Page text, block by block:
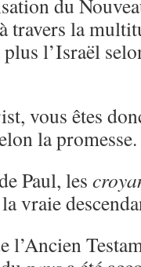
du
travers la
plus l’Israël
vous êtes
la
Paul, les
vraie
l’Ancien